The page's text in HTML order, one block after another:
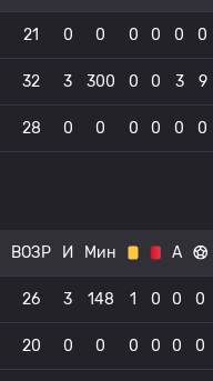
21 0 0 0 0 0 0
32 3 300 0 0 3 9
28 0 0 0 0 0 0
ВОЗР И Мин А
26 3 148 1 0 0 0
20 0 0 0 0 0 0